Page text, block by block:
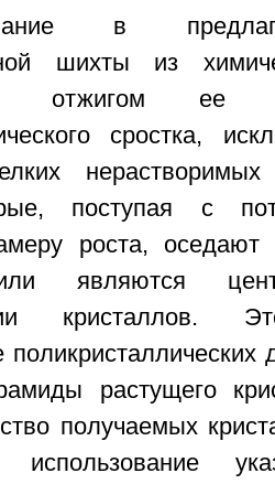
в
шихты из
отжигом ее
сростка,
поступая с
роста,
являются
кристаллов.
поликристаллических
растущего
получаемых
использование